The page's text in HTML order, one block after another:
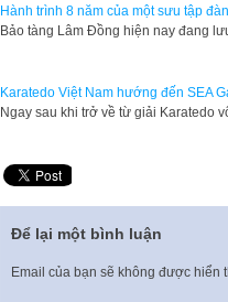
Hành trình 8 năm của một sưu tập
​Bảo tàng Lâm Đồng hiện nay đang
Karatedo Việt Nam hướng đến SEA
​Ngay sau khi trở về từ giải Karatedo
Để lại một bình luận
Email của bạn sẽ không được hiển